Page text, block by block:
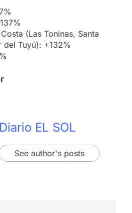
(Las Toninas, Santa
del Tuyú): +132%
Diario EL SOL
See author's posts